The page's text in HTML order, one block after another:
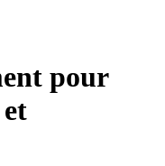
pour